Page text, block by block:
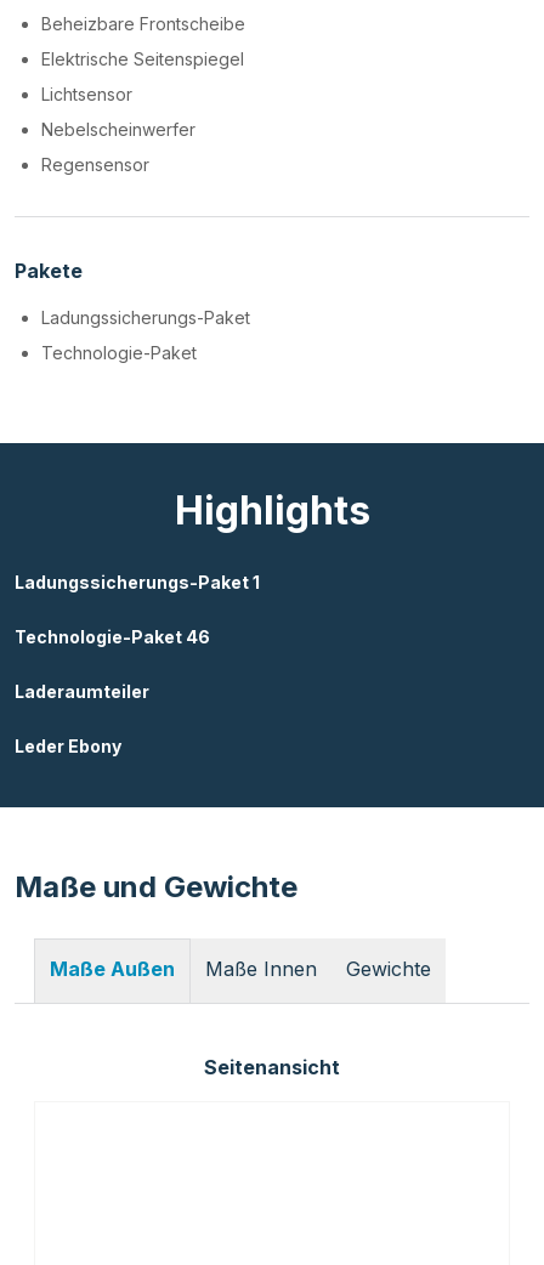
Beheizbare Frontscheibe
Elektrische Seitenspiegel
Lichtsensor
Nebelscheinwerfer
Regensensor
Pakete
Ladungssicherungs-Paket
Technologie-Paket
Highlights
Ladungssicherungs-Paket 1
Technologie-Paket 46
Laderaumteiler
Leder Ebony
Maße und Gewichte
Maße Außen Maße Innen Gewichte
Seitenansicht